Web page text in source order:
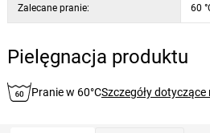
Zalecane pranie: 60
Pielęgnacja produktu
Pranie w 60°CSzczegóły dotyczące